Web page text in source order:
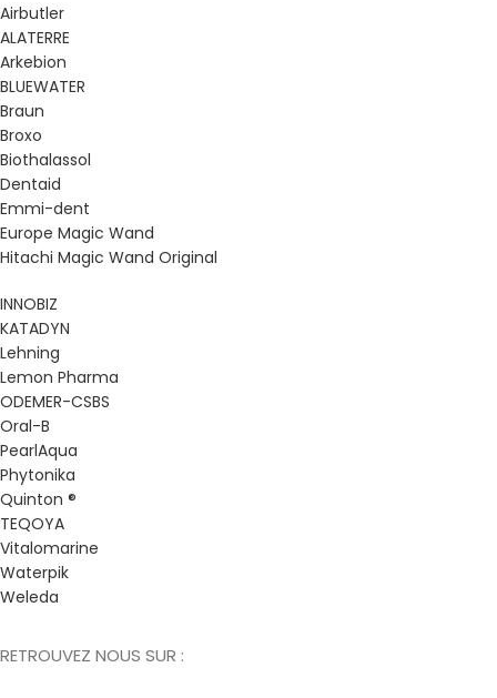
Airbutler
ALATERRE
Arkebion
BLUEWATER
Braun
Broxo
Biothalassol
Dentaid
Emmi-dent
Europe Magic Wand
Hitachi Magic Wand Original
INNOBIZ
KATADYN
Lehning
Lemon Pharma
ODEMER-CSBS
Oral-B
PearlAqua
Phytonika
Quinton ®
TEQOYA
Vitalomarine
Waterpik
Weleda
RETROUVEZ NOUS SUR :